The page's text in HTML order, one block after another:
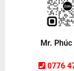
Mr.
0776